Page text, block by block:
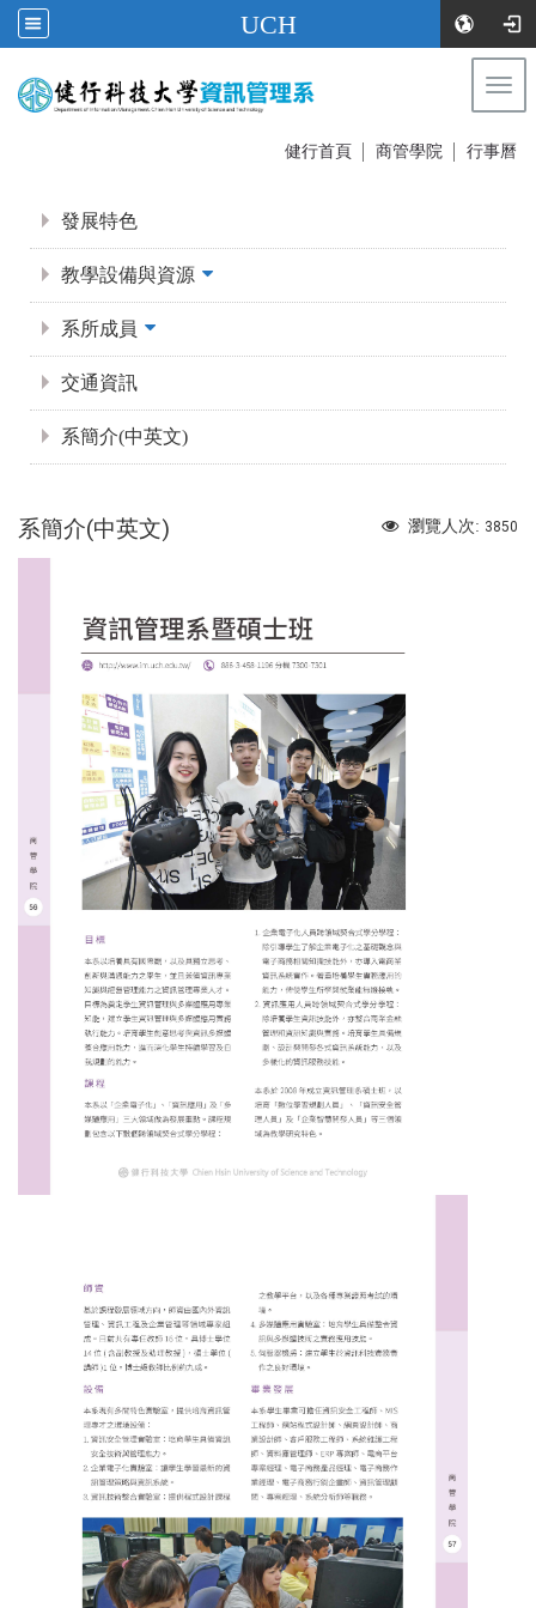
UCH
健行首頁 商管學院 行事曆
發展特色
教學設備與資源
系所成員
交通資訊
系簡介(中英文)
瀏覽人次: 3850
系簡介(中英文)